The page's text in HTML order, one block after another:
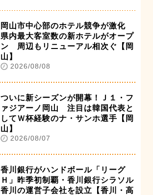
岡山市中心部のホテル競争が激化
県内最大客室数の新ホテルがオープ
ン 周辺もリニューアル相次ぐ【岡
山】
2026/08/08
ついに新シーズンが開幕！Ｊ１・フ
ァジアーノ岡山 注目は韓国代表と
してＷ杯経験のナ・サンホ選手【岡
山】
2026/08/07
香川銀行がハンドボール「リーグ
Ｈ」昨季初制覇・香川銀行シラソル
香川の運営子会社を設立【香川・高